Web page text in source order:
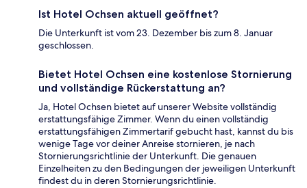
Ist Hotel Ochsen aktuell geöffnet?
Die Unterkunft ist vom 23. Dezember bis zum 8. Januar
geschlossen.
Bietet Hotel Ochsen eine kostenlose Stornierung
und vollständige Rückerstattung an?
Ja, Hotel Ochsen bietet auf unserer Website vollständig
erstattungsfähige Zimmer. Wenn du einen vollständig
erstattungsfähigen Zimmertarif gebucht hast, kannst du bis
wenige Tage vor deiner Anreise stornieren, je nach
Stornierungsrichtlinie der Unterkunft. Die genauen
Einzelheiten zu den Bedingungen der jeweiligen Unterkunft
findest du in deren Stornierungsrichtlinie.